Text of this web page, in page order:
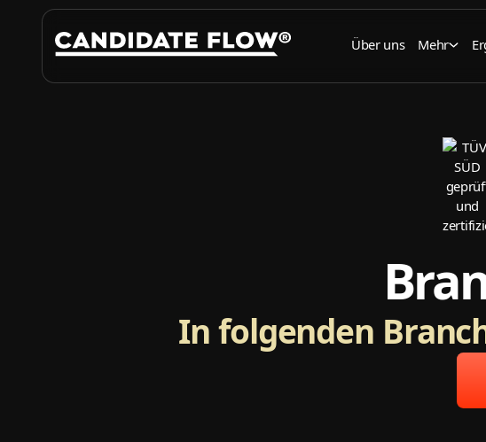
Über uns Mehr
In folgenden